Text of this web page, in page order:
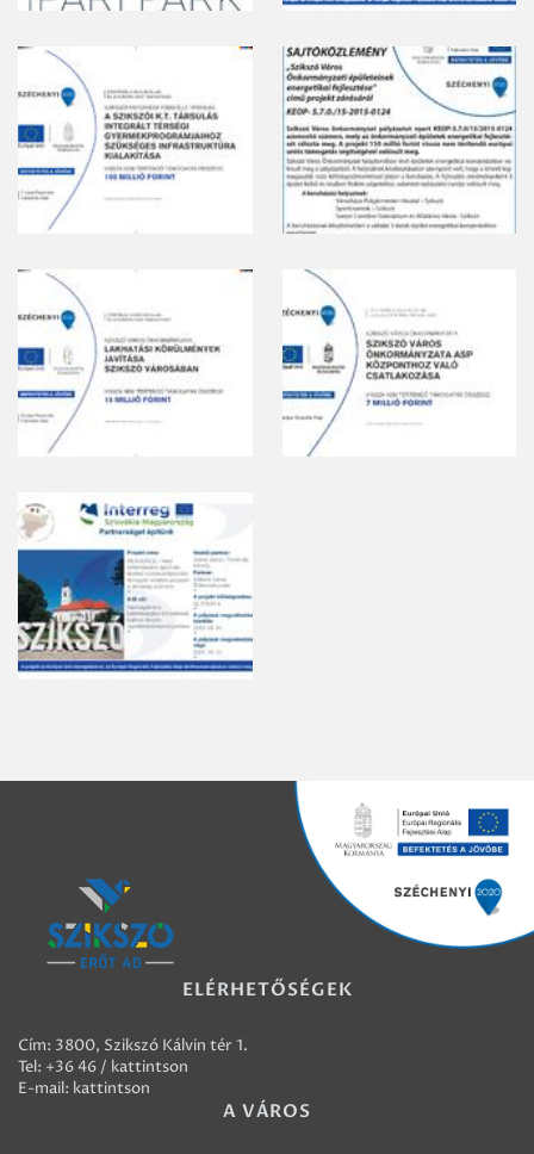
ELÉRHETŐSÉGEK
Cím: 3800, Szikszó Kálvin tér 1.
Tel: +36 46 / kattintson
E-mail: kattintson
A VÁROS